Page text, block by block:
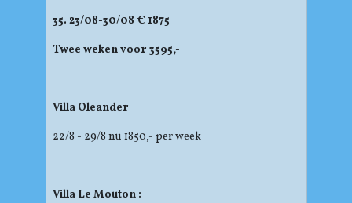
35. 23/08-30/08 € 1875
Twee weken voor 3595,-
Villa Oleander
22/8 - 29/8 nu 1850,- per week
Villa Le Mouton :